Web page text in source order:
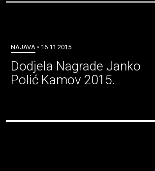
NAJAVA • 16.11.2015.
Dodjela Nagrade Janko
Polić Kamov 2015.